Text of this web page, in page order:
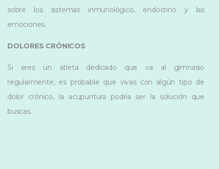
sobre los sistemas inmunológico, endocrino y las
emociones.
DOLORES CRÓNICOS
Si eres un atleta dedicado que va al gimnasio
regularmente, es probable que vivas con algún tipo de
dolor crónico, la acupuntura podría ser la solución que
buscas.